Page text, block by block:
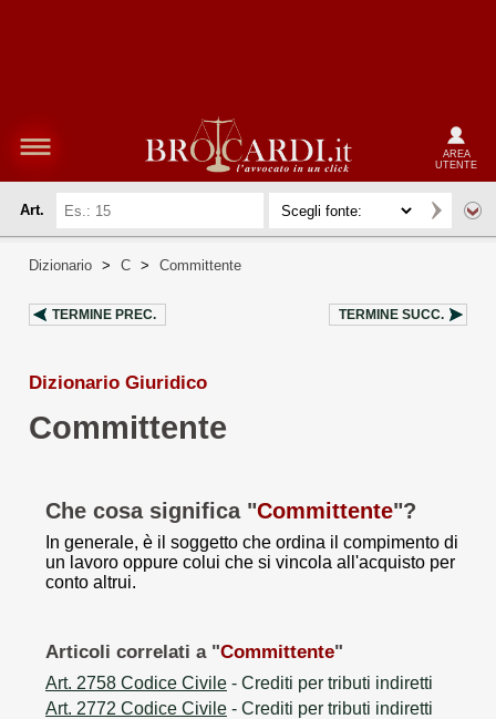
AREA
UTENTE
Art.
Dizionario > C > Committente
TERMINE PREC. TERMINE SUCC.
Dizionario Giuridico
Committente
Che cosa significa "Committente"?
In generale, è il soggetto che ordina il compimento di
un lavoro oppure colui che si vincola all'acquisto per
conto altrui.
Articoli correlati a "Committente"
Art. 2758 Codice Civile - Crediti per tributi indiretti
Art. 2772 Codice Civile - Crediti per tributi indiretti